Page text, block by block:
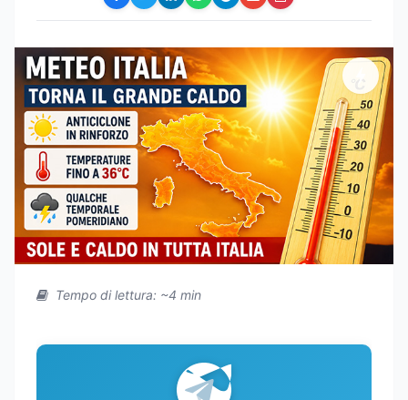
Tempo di lettura: ~4 min